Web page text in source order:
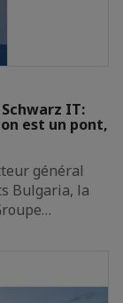
IT:
est un pont,
général
Bulgaria, la